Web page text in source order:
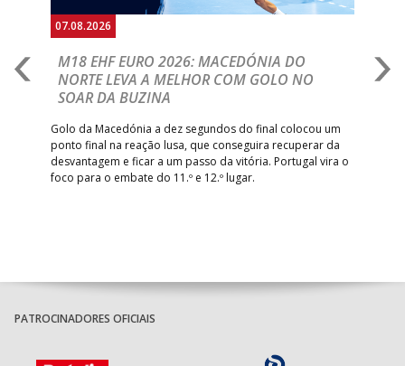
07.08.2026
M18 EHF EURO 2026: MACEDÓNIA DO
NORTE LEVA A MELHOR COM GOLO NO
SOAR DA BUZINA
Golo da Macedónia a dez segundos do final colocou um
ponto final na reação lusa, que conseguira recuperar da
desvantagem e ficar a um passo da vitória. Portugal vira o
foco para o embate do 11.º e 12.º lugar.
PATROCINADORES OFICIAIS